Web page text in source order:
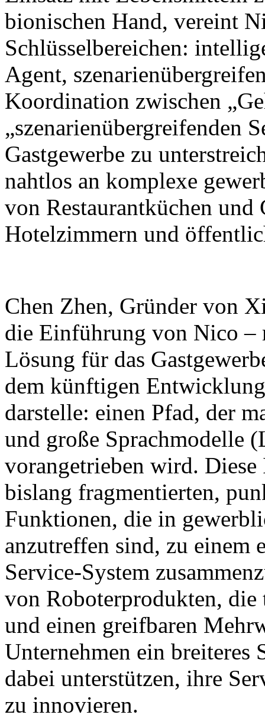
bionischen Hand, vereint
Schlüsselbereichen:
Agent,
Koordination zwischen
„szenarienübergreifenden
Gastgewerbe zu
nahtlos an komplexe
von Restaurantküchen und
Hotelzimmern und
Chen Zhen, Gründer von
die Einführung von Nico –
Lösung für das
dem künftigen
darstelle: einen Pfad, der
und große Sprachmodelle
vorangetrieben wird.
bislang fragmentierten,
Funktionen, die in
anzutreffen sind, zu einem
Service-System
von Roboterprodukten,
und einen greifbaren
Unternehmen ein breiteres
dabei unterstützen, ihre
zu innovieren.